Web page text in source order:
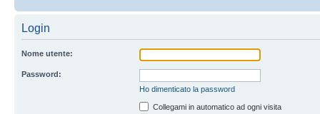
Login
Nome utente:
Password:
Ho dimenticato la password
Collegami in automatico ad ogni visita